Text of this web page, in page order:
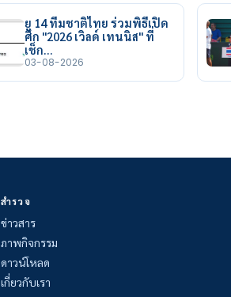
ยู 14 ทีมชาติไทย ร่วมพิธีเปิด
ศึก "2026 เวิลด์ เทนนิส" ที่
เช็ก…
03-08-2026
สำรวจ
ข่าวสาร
ภาพกิจกรรม
ดาวน์โหลด
เกี่ยวกับเรา